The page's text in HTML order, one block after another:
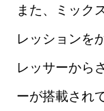
また、ミック
レッションを
レッサーから
ーが搭載され